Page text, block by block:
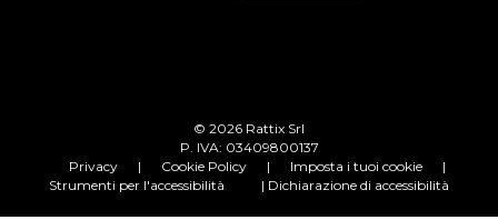
© 2026 Rattix Srl
P. IVA: 03409800137
Privacy
| Cookie Policy | Imposta i tuoi cookie
|
Strumenti per l'accessibilità
| Dichiarazione di accessibilità